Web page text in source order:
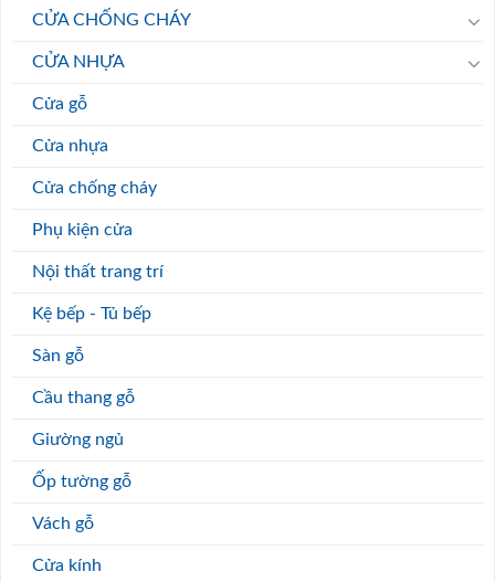
CỬA CHỐNG CHÁY
CỬA NHỰA
Cửa gỗ
Cửa nhựa
Cửa chống cháy
Phụ kiện cửa
Nội thất trang trí
Kệ bếp - Tủ bếp
Sàn gỗ
Cầu thang gỗ
Giường ngủ
Ốp tường gỗ
Vách gỗ
Cửa kính